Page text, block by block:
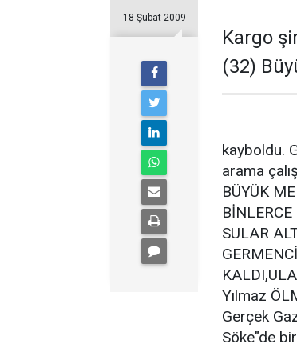
18 Şubat 2009
Kargo
(32)
kayboldu.
arama
BÜYÜK
SULAR
Yılmaz
Gerçek
Söke"de